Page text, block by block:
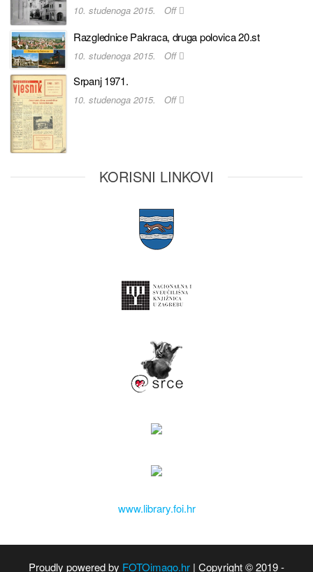
10. studenoga 2015. Off
Razglednice Pakraca, druga polovica 20.st
10. studenoga 2015. Off
Srpanj 1971.
10. studenoga 2015. Off
KORISNI LINKOVI
www.library.foi.hr
Proudly powered by FOTOimago.hr | Copyright © 2019 -